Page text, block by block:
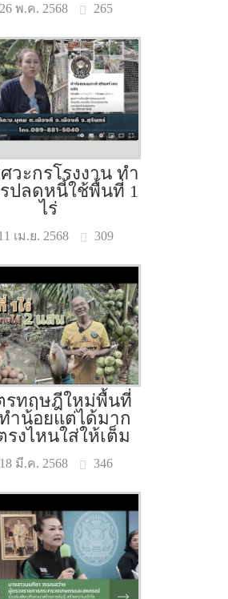
26 พ.ค. 2568 265
วะกรโรงงาน ทำ
ปลดหนี้ใช้พื้นที่ 1
ไร่
เม.ย. 2568 309
รทฤษฎีใหม่พื้นที่
ทำน้อยแต่ได้มาก
รงไหนใส่ให้เต็ม
18 มี.ค. 2568 346